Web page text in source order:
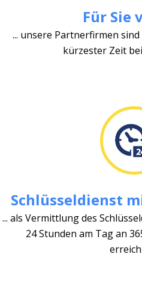
Für Sie
... unsere Partnerfirmen
kürzester Zeit
Schlüsseldienst
... als Vermittlung des
24 Stunden am Tag an